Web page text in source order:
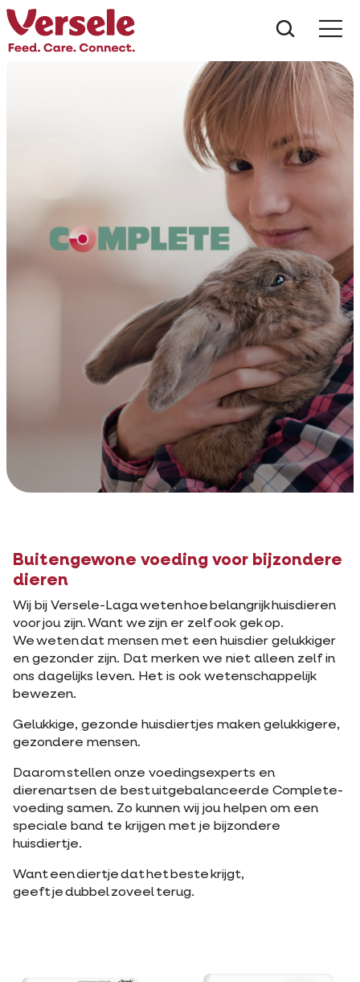
Buitengewone voeding voor bijzondere
dieren
Wij bij Versele-Laga weten hoe belangrijk huisdieren
voor jou zijn. Want we zijn er zelf ook gek op.
We weten dat mensen met een huisdier gelukkiger
en gezonder zijn. Dat merken we niet alleen zelf in
ons dagelijks leven. Het is ook wetenschappelijk
bewezen.
Gelukkige, gezonde huisdiertjes maken gelukkigere,
gezondere mensen.
Daarom stellen onze voedingsexperts en
dierenartsen de best uitgebalanceerde Complete-
voeding samen. Zo kunnen wij jou helpen om een
speciale band te krijgen met je bijzondere
huisdiertje.
Want een diertje dat het beste krijgt,
geeft je dubbel zoveel terug.